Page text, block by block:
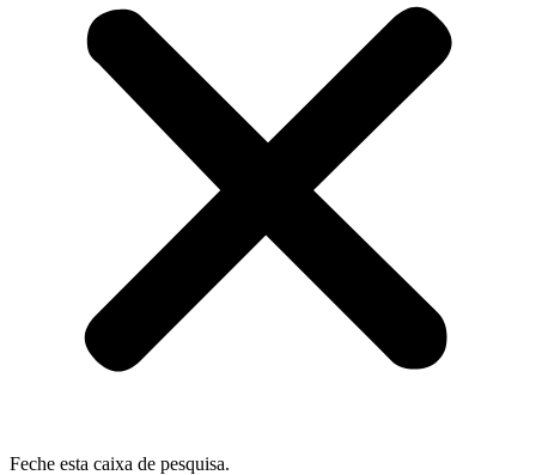
Feche esta caixa de pesquisa.